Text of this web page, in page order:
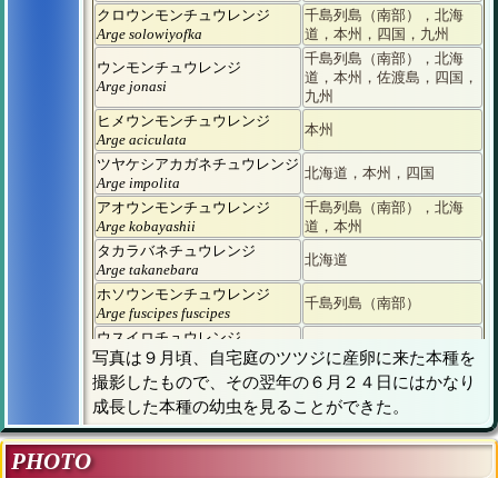
クロウンモンチュウレンジ
Arge solowiyofka
千島列島（南部），北海
道，本州，四国，九州
ウンモンチュウレンジ
Arge jonasi
千島列島（南部），北海
道，本州，佐渡島，四国，
九州
ヒメウンモンチュウレンジ
Arge aciculata
本州
ツヤケシアカガネチュウレンジ
Arge impolita
北海道，本州，四国
アオウンモンチュウレンジ
Arge kobayashii
千島列島（南部），北海
道，本州
タカラバネチュウレンジ
Arge takanebara
北海道
ホソウンモンチュウレンジ
Arge fuscipes fuscipes
千島列島（南部）
ウスイロチュウレンジ
Arge simillima
千島列島（南部），本州
コウンモンチュウレンジ
Arge ustulata
千島列島（南部）
写真は９月頃、自宅庭のツツジに産卵に来た本種を
撮影したもので、その翌年の６月２４日にはかなり
成長した本種の幼虫を見ることができた。
PHOTO